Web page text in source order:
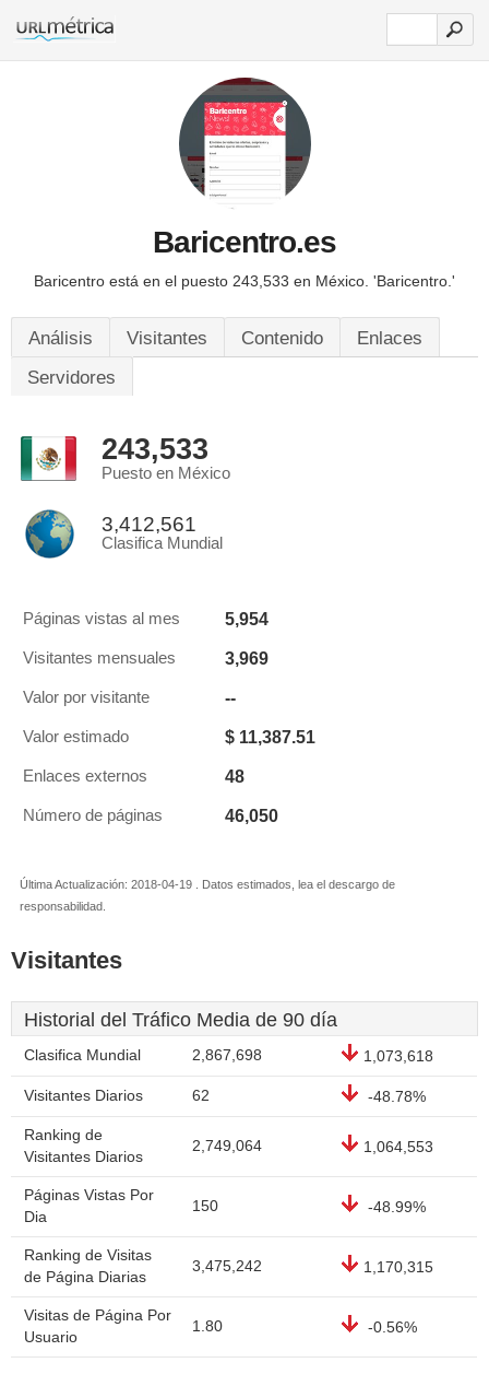
Baricentro.es
Baricentro está en el puesto 243,533 en México. 'Baricentro.'
Análisis Visitantes Contenido
Enlaces
Servidores
243,533
Puesto en México
3,412,561
Clasifica Mundial
Páginas vistas al mes 5,954
Visitantes mensuales 3,969
Valor por visitante --
Valor estimado $ 11,387.51
Enlaces externos 48
Número de páginas 46,050
Última Actualización: 2018-04-19 . Datos estimados, lea el descargo de
responsabilidad.
Visitantes
Historial del Tráfico Media de 90 día
Clasifica Mundial 2,867,698 1,073,618
Visitantes Diarios 62 -48.78%
Ranking de
Visitantes Diarios
2,749,064 1,064,553
Páginas Vistas Por
Dia
150 -48.99%
Ranking de Visitas
de Página Diarias
3,475,242 1,170,315
Visitas de Página Por
Usuario
1.80 -0.56%